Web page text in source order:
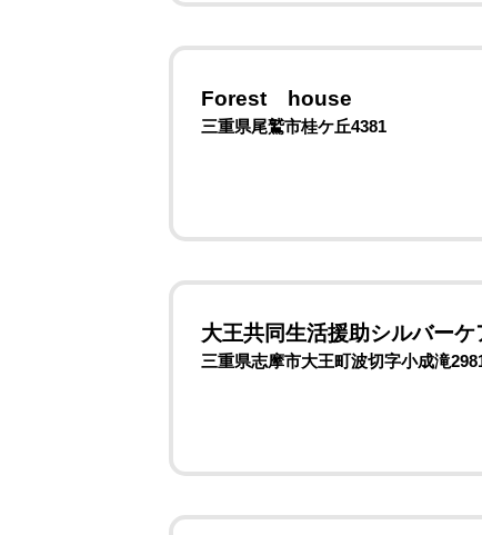
Forest house
三重県尾鷲市桂ケ丘4381
大王共同生活援助シルバーケ
三重県志摩市大王町波切字小成滝